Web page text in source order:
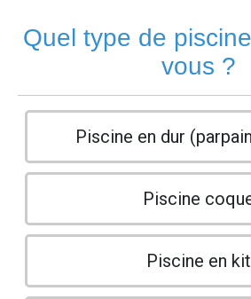
Quel type de
vous ?
Piscine en dur
Piscine
Piscine en kit